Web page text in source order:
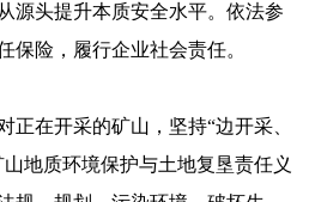
源头提升本质安全水平。依法参
保险，履行企业社会责任。
正在开采的矿山，坚持“边开采、
地质环境保护与土地复垦责任义